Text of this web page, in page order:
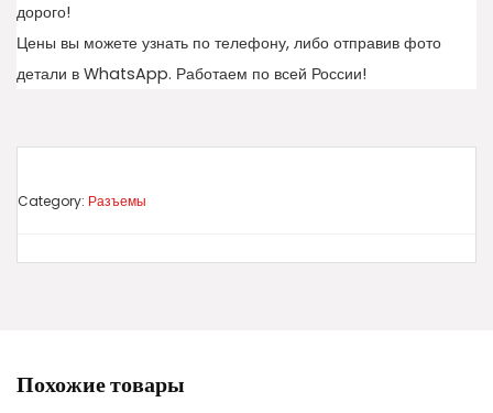
дорого!
Цены вы можете узнать по телефону, либо отправив фото
детали в WhatsApp. Работаем по всей России!
Category: Разъемы
Похожие товары